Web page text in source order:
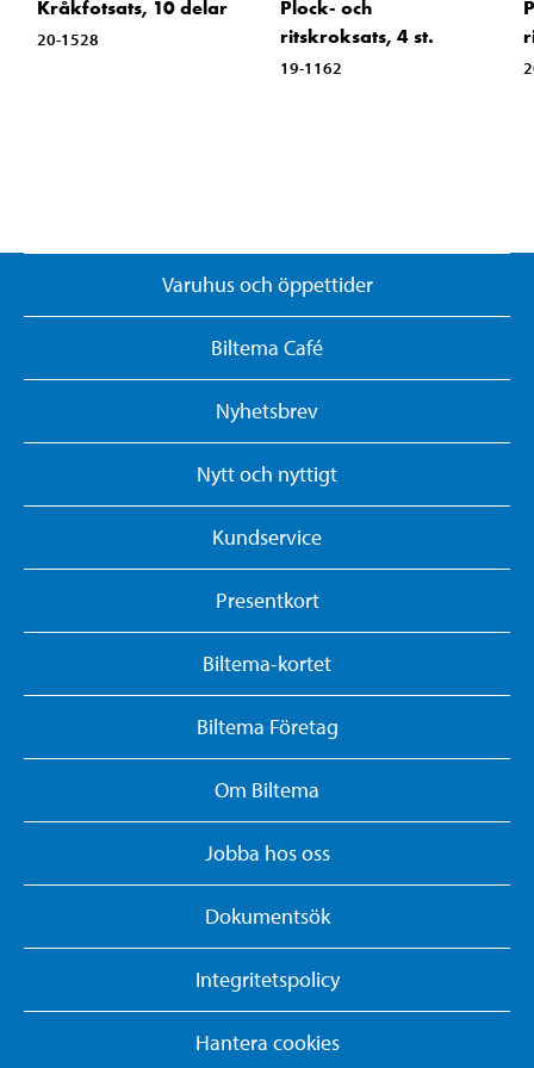
Kråkfotsats, 10 delar
20-1528
Plock- och
ritskroksats, 4 st.
19-1162
Varuhus och öppettider
Biltema Café
Nyhetsbrev
Nytt och nyttigt
Kundservice
Presentkort
Biltema-kortet
Biltema Företag
Om Biltema
Jobba hos oss
Dokumentsök
Integritetspolicy
Hantera cookies